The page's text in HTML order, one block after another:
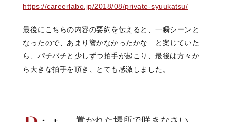
https://careerlabo.jp/2018/08/private-syuukatsu/
最後にこちらの内容の要約を伝えると、一瞬シーンと
なったので、あまり響かなかったかな…と案じていた
ら、パチパチと少しずつ拍手が起こり、最後は方々か
ら大きな拍手を頂き、とても感激しました。